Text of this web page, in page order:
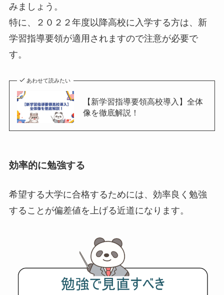
みましょう。
特に、２０２２年度以降高校に入学する方は、新
学習指導要領が適用されますので注意が必要で
す。
あわせて読みたい
【新学習指導要領高校導入】全体
像を徹底解説！
効率的に勉強する
希望する大学に合格するためには、効率良く勉強
することが偏差値を上げる近道になります。